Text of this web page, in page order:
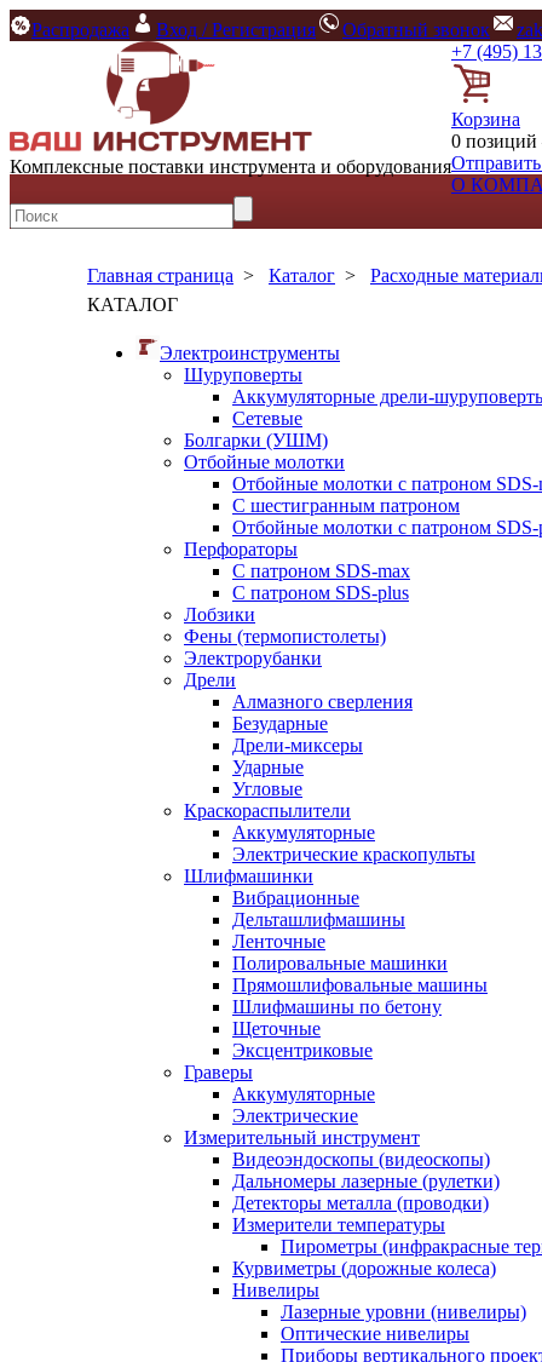
Распродажа Вход / Регистрация Обратный звонок
Комплексные поставки инструмента и оборудования
+7 (495)
Корзина
0 позиций
Отправить
О
Главная страница > Каталог > Расходные
КАТАЛОГ
Электроинструменты
Шуруповерты
Аккумуляторные дрели-
Сетевые
Болгарки (УШМ)
Отбойные молотки
Отбойные молотки с патроном SDS-
С шестигранным патроном
Отбойные молотки с патроном SDS-
Перфораторы
С патроном SDS-max
С патроном SDS-plus
Лобзики
Фены (термопистолеты)
Электрорубанки
Дрели
Алмазного сверления
Безударные
Дрели-миксеры
Ударные
Угловые
Краскораспылители
Аккумуляторные
Электрические краскопульты
Шлифмашинки
Вибрационные
Дельташлифмашины
Ленточные
Полировальные машинки
Прямошлифовальные машины
Шлифмашины по бетону
Щеточные
Эксцентриковые
Граверы
Аккумуляторные
Электрические
Измерительный инструмент
Видеоэндоскопы (видеоскопы)
Дальномеры лазерные (рулетки)
Детекторы металла (проводки)
Измерители температуры
Пирометры (инфракрасные
Курвиметры (дорожные колеса)
Нивелиры
Лазерные уровни (нивелиры)
Оптические нивелиры
Приборы вертикального